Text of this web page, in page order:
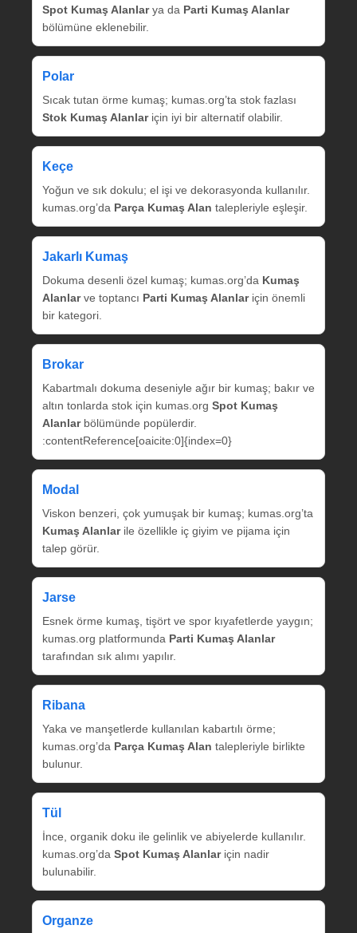
Spot Kumaş Alanlarya da Parti Kumaş Alanlar
bölümüne eklenebilir.
Polar
Sıcak tutan örme kumaş; kumas.org’ta stok fazlası
Stok Kumaş Alanlariçin iyi bir alternatif olabilir.
Keçe
Yoğun ve sık dokulu; el işi ve dekorasyonda kullanılır.
kumas.org’da Parça Kumaş Alan talepleriyle eşleşir.
Jakarlı Kumaş
Dokuma desenli özel kumaş; kumas.org’da Kumaş
Alanlarve toptancı Parti Kumaş Alanlariçin önemli
bir kategori.
Brokar
Kabartmalı dokuma deseniyle ağır bir kumaş; bakır ve
altın tonlarda stok için kumas.org Spot Kumaş
Alanlarbölümünde popülerdir.
:contentReference[oaicite:0]{index=0}
Modal
Viskon benzeri, çok yumuşak bir kumaş; kumas.org’ta
Kumaş Alanlarile özellikle iç giyim ve pijama için
talep görür.
Jarse
Esnek örme kumaş, tişört ve spor kıyafetlerde yaygın;
kumas.org platformunda Parti Kumaş Alanlar
tarafından sık alımı yapılır.
Ribana
Yaka ve manşetlerde kullanılan kabartılı örme;
kumas.org’da Parça Kumaş Alan talepleriyle birlikte
bulunur.
Tül
İnce, organik doku ile gelinlik ve abiyelerde kullanılır.
kumas.org’da Spot Kumaş Alanlariçin nadir
bulunabilir.
Organze